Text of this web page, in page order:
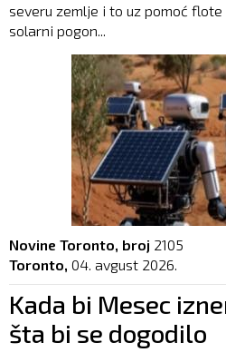
severu zemlje i to uz pomoć
solarni pogon...
Novine Toronto, broj 2105
Toronto, 04. avgust 2026.
Kada bi Mesec
šta bi se dogodilo